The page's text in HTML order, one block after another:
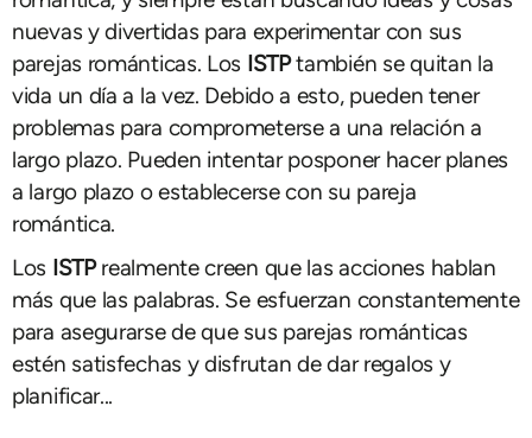
nuevas y divertidas para experimentar con sus
parejas románticas. Los ISTPtambién se quitan la
vida un día a la vez. Debido a esto, pueden tener
problemas para comprometerse a una relación a
largo plazo. Pueden intentar posponer hacer planes
a largo plazo o establecerse con su pareja
romántica.
Los ISTPrealmente creen que las acciones hablan
más que las palabras. Se esfuerzan constantemente
para asegurarse de que sus parejas románticas
estén satisfechas y disfrutan de dar regalos y
planificar...